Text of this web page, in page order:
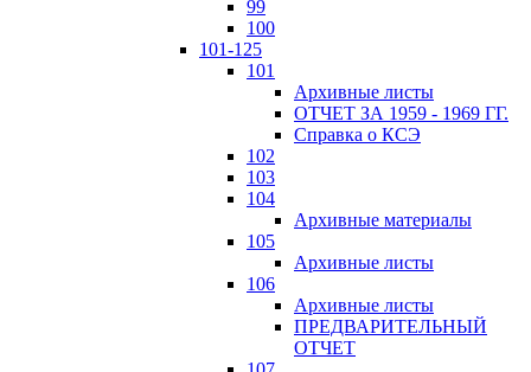
99
100
101-125
101
Архивные листы
ОТЧЕТ ЗА 1959 - 1969 ГГ.
Справка о КСЭ
102
103
104
Архивные материалы
105
Архивные листы
106
Архивные листы
ПРЕДВАРИТЕЛЬНЫЙ
ОТЧЕТ